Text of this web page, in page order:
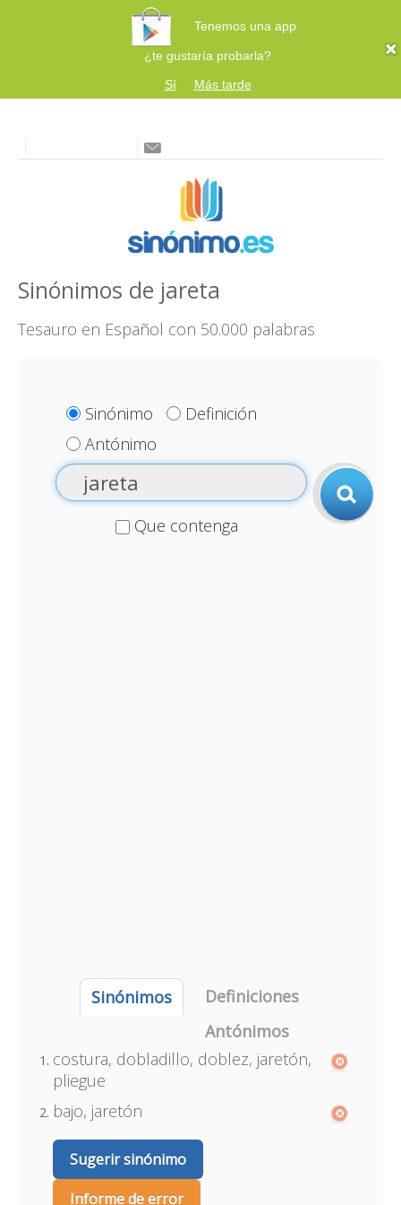
Tenemos una app
¿te gustaría probarla?
Sí
Más tarde
Sinónimos de jareta
Tesauro en Español con 50.000 palabras
Sinónimo
Definición
Antónimo
Que contenga
Sinónimos
Definiciones
Antónimos
costura, dobladillo, doblez, jaretón,
pliegue
bajo, jaretón
Sugerir sinónimo
Informe de error